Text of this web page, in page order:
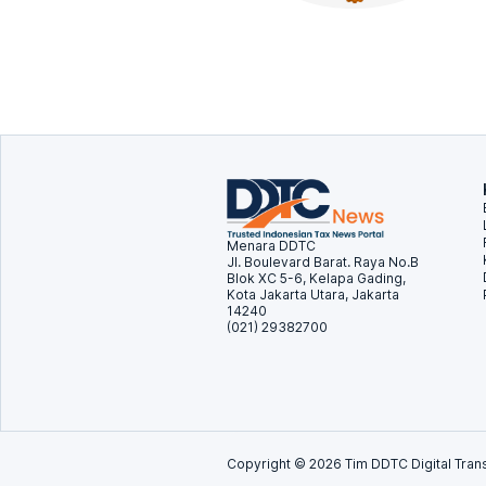
Menara DDTC
Jl. Boulevard Barat. Raya No.B
Blok XC 5-6, Kelapa Gading,
Kota Jakarta Utara, Jakarta
14240
(021) 29382700
Copyright © 2026 Tim DDTC Digital